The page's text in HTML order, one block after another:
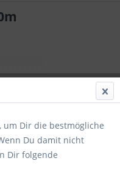
um Dir die bestmögliche
Du damit nicht
Dir folgende